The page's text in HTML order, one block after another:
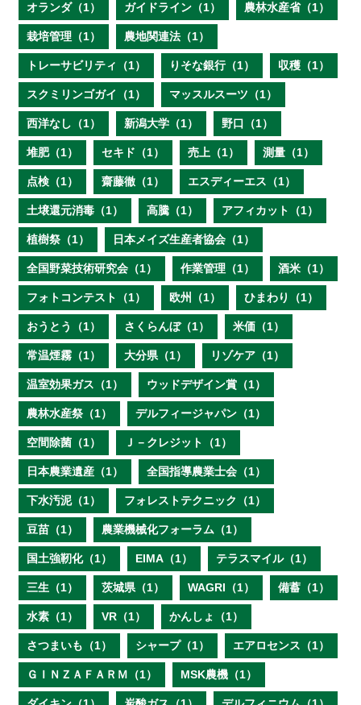
オランダ（1） ガイドライン（1） 農林水産省（1）
栽培管理（1） 農地関連法（1）
トレーサビリティ（1） りそな銀行（1） 収穫（1）
スクミリンゴガイ（1） マッスルスーツ（1）
西洋なし（1） 新潟大学（1） 野口（1）
堆肥（1） セキド（1） 売上（1） 測量（1）
点検（1） 齋藤徹（1） エスディーエス（1）
土壌還元消毒（1） 高騰（1） アフィカット（1）
植樹祭（1） 日本メイズ生産者協会（1）
全国野菜技術研究会（1） 作業管理（1） 酒米（1）
フォトコンテスト（1） 欧州（1） ひまわり（1）
おうとう（1） さくらんぼ（1） 米価（1）
常温煙霧（1） 大分県（1） リゾケア（1）
温室効果ガス（1） ウッドデザイン賞（1）
農林水産祭（1） デルフィージャパン（1）
空間除菌（1） Ｊ－クレジット（1）
日本農業遺産（1） 全国指導農業士会（1）
下水汚泥（1） フォレストテクニック（1）
豆苗（1） 農業機械化フォーラム（1）
国土強靭化（1） EIMA（1） テラスマイル（1）
三生（1） 茨城県（1） WAGRI（1） 備蓄（1）
水素（1） VR（1） かんしょ（1）
さつまいも（1） シャープ（1） エアロセンス（1）
ＧＩＮＺＡＦＡＲＭ（1） MSK農機（1）